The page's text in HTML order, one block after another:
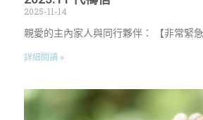
2025-11-14
親愛的主內家人與同行夥伴： 【非常緊
詳細閱讀 »